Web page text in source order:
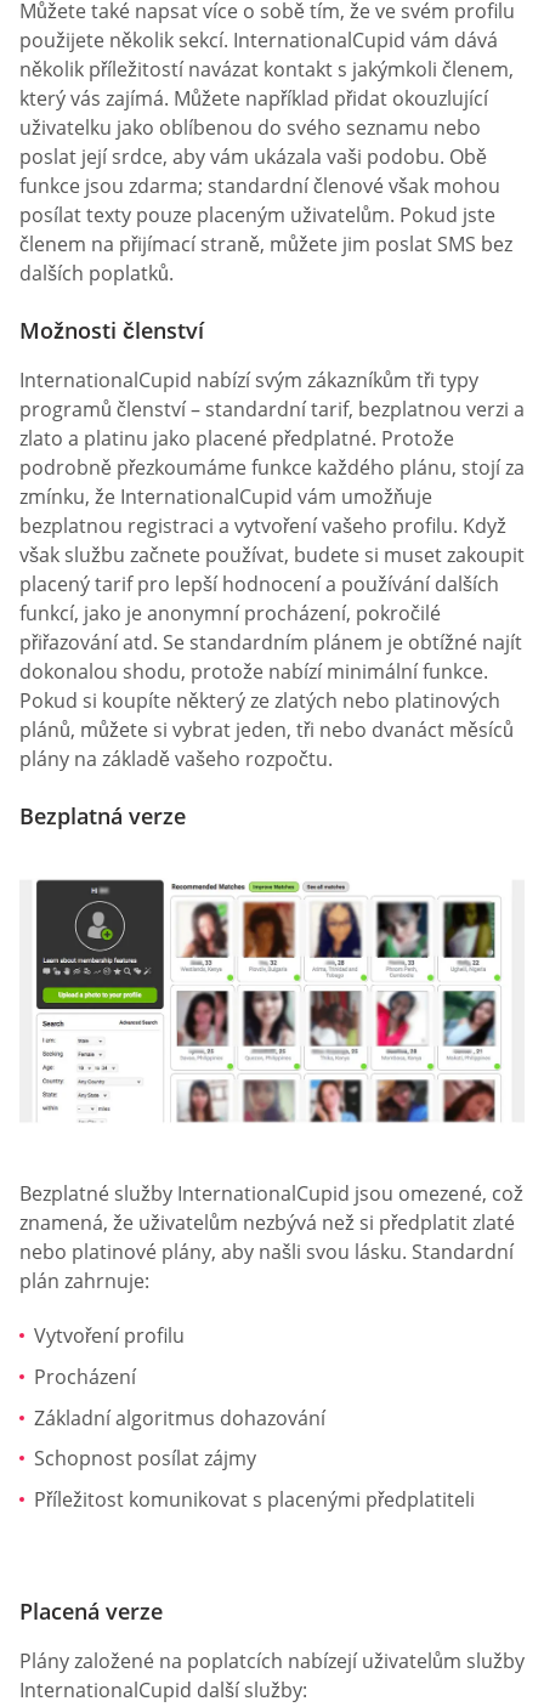
Můžete také napsat více o sobě tím, že ve svém profilu
použijete několik sekcí. InternationalCupid vám dává
několik příležitostí navázat kontakt s jakýmkoli členem,
který vás zajímá. Můžete například přidat okouzlující
uživatelku jako oblíbenou do svého seznamu nebo
poslat její srdce, aby vám ukázala vaši podobu. Obě
funkce jsou zdarma; standardní členové však mohou
posílat texty pouze placeným uživatelům. Pokud jste
členem na přijímací straně, můžete jim poslat SMS bez
dalších poplatků.
Možnosti členství
InternationalCupid nabízí svým zákazníkům tři typy
programů členství – standardní tarif, bezplatnou verzi a
zlato a platinu jako placené předplatné. Protože
podrobně přezkoumáme funkce každého plánu, stojí za
zmínku, že InternationalCupid vám umožňuje
bezplatnou registraci a vytvoření vašeho profilu. Když
však službu začnete používat, budete si muset zakoupit
placený tarif pro lepší hodnocení a používání dalších
funkcí, jako je anonymní procházení, pokročilé
přiřazování atd. Se standardním plánem je obtížné najít
dokonalou shodu, protože nabízí minimální funkce.
Pokud si koupíte některý ze zlatých nebo platinových
plánů, můžete si vybrat jeden, tři nebo dvanáct měsíců
plány na základě vašeho rozpočtu.
Bezplatná verze
Bezplatné služby InternationalCupid jsou omezené, což
znamená, že uživatelům nezbývá než si předplatit zlaté
nebo platinové plány, aby našli svou lásku. Standardní
plán zahrnuje:
Vytvoření profilu
Procházení
Základní algoritmus dohazování
Schopnost posílat zájmy
Příležitost komunikovat s placenými předplatiteli
Placená verze
Plány založené na poplatcích nabízejí uživatelům služby
InternationalCupid další služby: